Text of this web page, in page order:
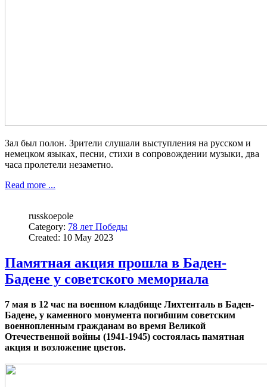
Зал был полон. Зрители слушали выступления на русском и
немецком языках, песни, стихи в сопровождении музыки, два
часа пролетели незаметно.
Read more ...
russkoepole
Category: 78 лет Победы
Created: 10 May 2023
Памятная акция прошла в Баден-
Бадене у советского мемориала
7 мая в 12 час на военном кладбище Лихтенталь в Баден-
Бадене, у каменного монумента погибшим советским
военнопленным гражданам во время Великой
Отечественной войны (1941-1945) состоялась памятная
акция и возложение цветов.